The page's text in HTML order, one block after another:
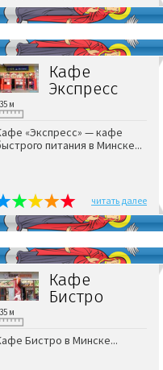
Кафе
Экспресс
м
«Экспресс» — кафе
питания в Минске...
читать далее
Кафе
Бистро
м
Бистро в Минске...